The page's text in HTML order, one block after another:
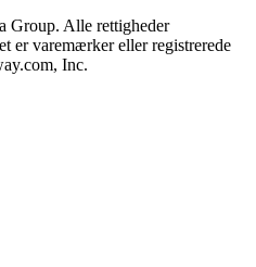
Group. Alle rettigheder
er varemærker eller registrerede
Inc.